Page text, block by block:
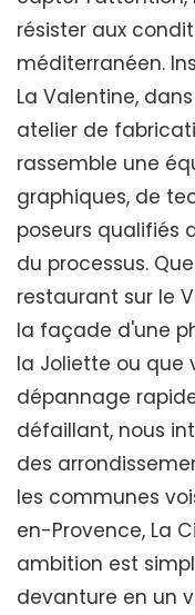
résister aux
méditerranéen.
La Valentine,
atelier de
rassemble une
graphiques, de
poseurs qualifiés
du processus.
restaurant sur le
la façade d'une
la Joliette ou que
dépannage
défaillant, nous
des
les communes
en-Provence, La
ambition est
devanture en un